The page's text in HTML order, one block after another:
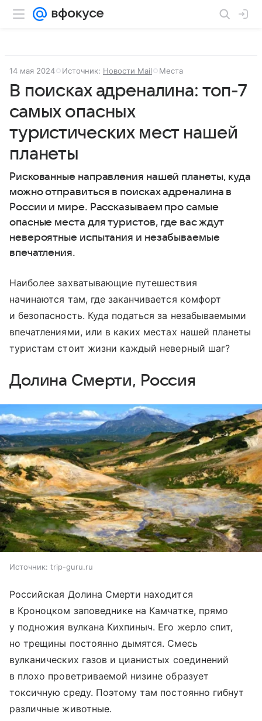
14 мая 2024 Источник: Новости Mail Места
В поисках адреналина: топ-7
самых опасных
туристических мест нашей
планеты
Рискованные направления нашей планеты, куда
можно отправиться в поисках адреналина в
России и мире. Рассказываем про самые
опасные места для туристов, где вас ждут
невероятные испытания и незабываемые
впечатления.
Наиболее захватывающие путешествия
начинаются там, где заканчивается комфорт
и безопасность. Куда податься за незабываемыми
впечатлениями, или в каких местах нашей планеты
туристам стоит жизни каждый неверный шаг?
Долина Смерти, Россия
Источник: trip-guru.ru
Российская Долина Смерти находится
в Кроноцком заповеднике на Камчатке, прямо
у подножия вулкана Кихпиныч. Его жерло спит,
но трещины постоянно дымятся. Смесь
вулканических газов и цианистых соединений
в плохо проветриваемой низине образует
токсичную среду. Поэтому там постоянно гибнут
различные животные.